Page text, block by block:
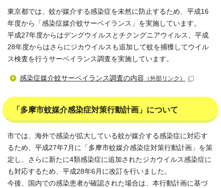
東京都では、蚊が媒介する感染症を未然に防止するため、平成16
年度から「感染症媒介蚊サーベイランス」を実施しています。
平成27年度からはデングウイルスとチクングニアウイルス、平成
28年度からはさらにジカウイルスも追加して蚊を捕獲してウイル
ス検査を行うサーベイランス調査を実施しています。
感染症媒介蚊サーベイランス調査の内容 （外部リンク）
「多摩市蚊媒介感染症対策行動計画」について
市では、海外で感染が拡大している蚊が媒介する感染症に対応す
るため、平成27年7月に「多摩市蚊媒介感染症対策行動計画」を策
定し、さらに新たに4類感染症に追加されたジカウイルス感染症に
も対応するため、平成28年6月に改訂を行いました。
今後、国内での感染患者が確認された場合は、本行動計画に基づ